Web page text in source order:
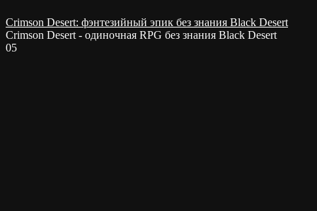
Crimson Desert: фэнтезийный эпик без знания Black Desert
Crimson Desert - одиночная RPG без знания Black Desert
05